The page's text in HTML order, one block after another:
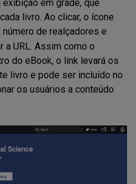
em grade, que
livro. Ao clicar, o ícone
de realçadores e
a URL. Assim como o
do eBook, o link levará os
livro e pode ser incluído no
os usuários a conteúdo